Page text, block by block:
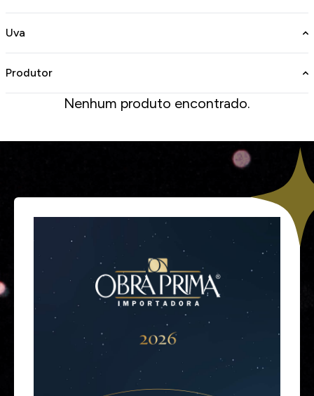
Uva
Produtor
Nenhum produto encontrado.